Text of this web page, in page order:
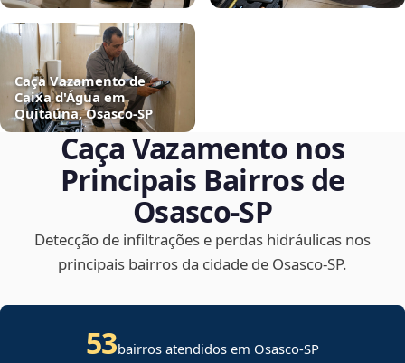
Caça Vazamento de
Caixa d'Água em
Quitaúna, Osasco‑SP
Caça Vazamento nos
Principais Bairros de
Osasco‑SP
Detecção de infiltrações e perdas hidráulicas nos
principais bairros da cidade de Osasco‑SP.
53bairros atendidos em Osasco-SP